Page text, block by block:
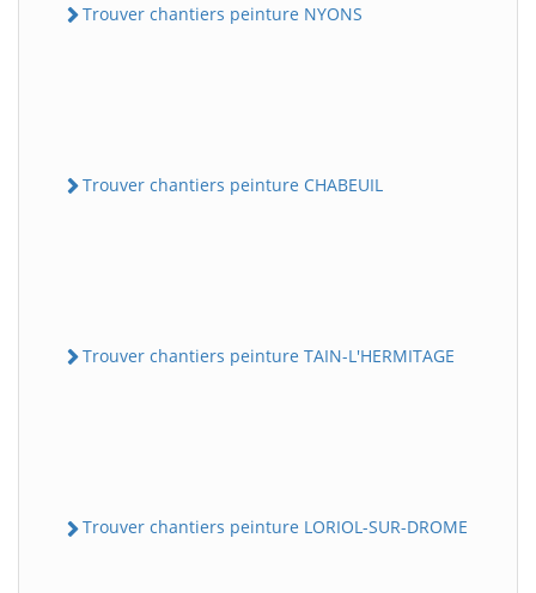
Trouver chantiers peinture NYONS
Trouver chantiers peinture CHABEUIL
Trouver chantiers peinture TAIN-L'HERMITAGE
Trouver chantiers peinture LORIOL-SUR-DROME